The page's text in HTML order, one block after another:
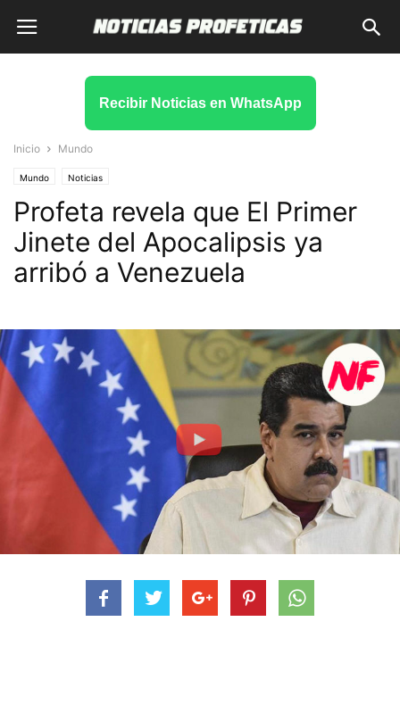
Recibir Noticias en WhatsApp
Inicio Mundo
Mundo Noticias
Profeta revela que El Primer
Jinete del Apocalipsis ya
arribó a Venezuela